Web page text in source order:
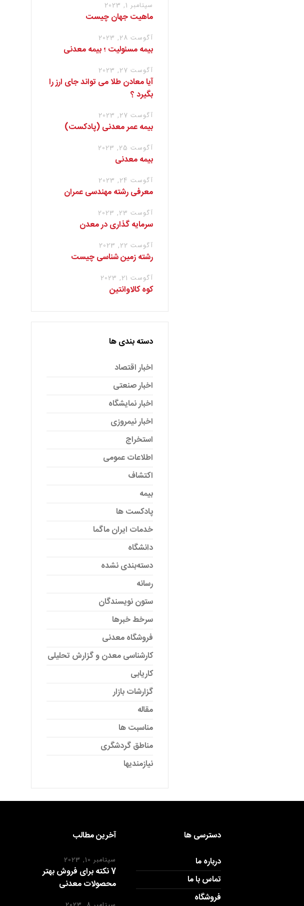
سپتامبر 1, 2023
ماهیت جهان چیست
آگوست 28, 2023
بیمه مسئولیت ؛ بیمه معدنی
آگوست 27, 2023
آیا معادن طلا می تواند جای ارز را
بگیرد ؟
آگوست 27, 2023
بیمه عمر معدنی (پادکست)
آگوست 25, 2023
بیمه معدنی
آگوست 24, 2023
معرفی رشته مهندسی عمران
آگوست 23, 2023
سرمایه گذاری در معدن
آگوست 22, 2023
رشته زمین شناسی چیست
آگوست 21, 2023
کوه کالاوانتین
دسته بندی ها
اخبار اقتصاد
اخبار صنعتی
اخبار نمایشگاه
اخبار نیمروزی
استخراج
اطلاعات عمومی
اکتشاف
بیمه
پادکست ها
خدمات ایران ماگما
دانشگاه
دسته‌بندی نشده
رسانه
ستون نویسندگان
سرخط خبرها
فروشگاه معدنی
کارشناسی معدن و گزارش تحلیلی
کاریابی
گزارشات بازار
مقاله
مناسبت ها
مناطق گردشگری
نیازمندیها
دسترسی ها
درباره ما
تماس با ما
فروشگاه
آخرین مطالب
سپتامبر 10, 2023
7 نکته برای فروش بهتر
محصولات معدنی